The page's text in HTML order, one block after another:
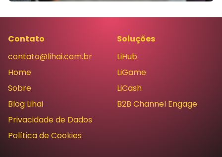
Contato
contato@lihai.com.br
Home
Sobre
Blog Lihai
Privacidade de Dados
Política de Cookies
Soluções
LiHub
LiGame
LiCash
B2B Channel Engage